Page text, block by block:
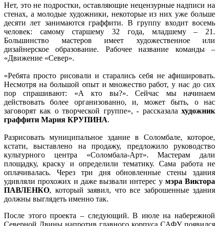
Нет, это не подростки, оставляющие нецензурные надписи на
стенах, а молодые художники, некоторые из них уже больше
десяти лет занимаются граффити. В группу входит восемь
человек: самому старшему 32 года, младшему – 21.
Большинство мастеров имеет художественное или
дизайнерское образование. Рабочее название команды –
«Движение «Север».
«Ребята просто рисовали и старались себя не афишировать.
Несмотря на большой опыт и множество работ, у нас до сих
пор спрашивают: «А кто вы?». Сейчас мы начинаем
действовать более организованно, и, может быть, о нас
заговорят как о творческой группе», - рассказала художник
граффити Мария КРУПИНА.
Разрисовать муниципальное здание в Соломбале, которое,
кстати, выставлено на продажу, предложило руководство
культурного центра «Соломбала-Арт». Мастерам дали
площадку, краску и определили тематику. Сама работа не
оплачивалась. Через три дня обновленные стены здания
удивляли прохожих и даже вызвали интерес у мэра Виктора
ПАВЛЕНКО, который заявил, что все заброшенные здания
должны выглядеть именно так.
После этого проекта – следующий. В июле на набережной
Северной Двины напротив главного корпуса САФУ появился